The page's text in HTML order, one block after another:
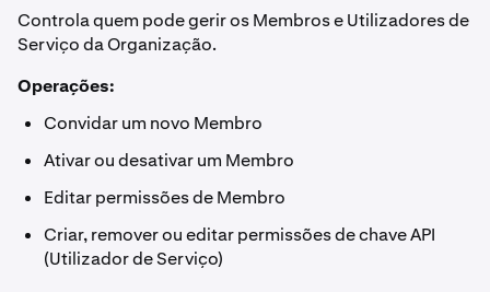
Controla quem pode gerir os Membros e Utilizadores de
Serviço da Organização.
Operações:
Convidar um novo Membro
Ativar ou desativar um Membro
Editar permissões de Membro
Criar, remover ou editar permissões de chave API
(Utilizador de Serviço)